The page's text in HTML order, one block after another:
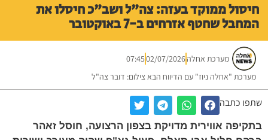
ממוקד בעזה: צה"ל ושב"כ חיסלו את
שחטף אזרחים ב-7 באוקטובר
מערכת אחלה 02/07/2026
07:45
"אחלה ניוז" עם הדיווח הבא צילום: דובר צה"ל
כתבה
אווירית מדויקת בצפון הרצועה, חוסל זאהר